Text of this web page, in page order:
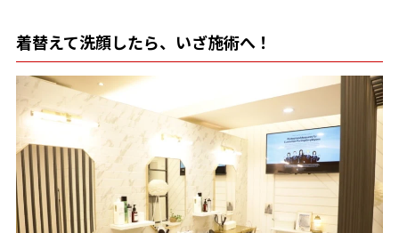
着替えて洗顔したら、いざ施術へ！